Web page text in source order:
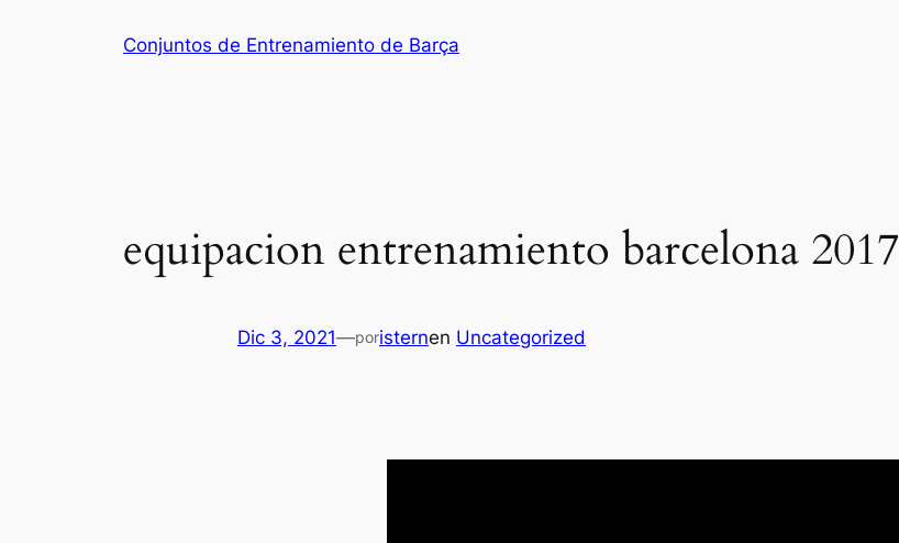
Conjuntos de Entrenamiento de Barça
equipacion entrenamiento barcelona 2017
Dic 3, 2021—poristernen Uncategorized